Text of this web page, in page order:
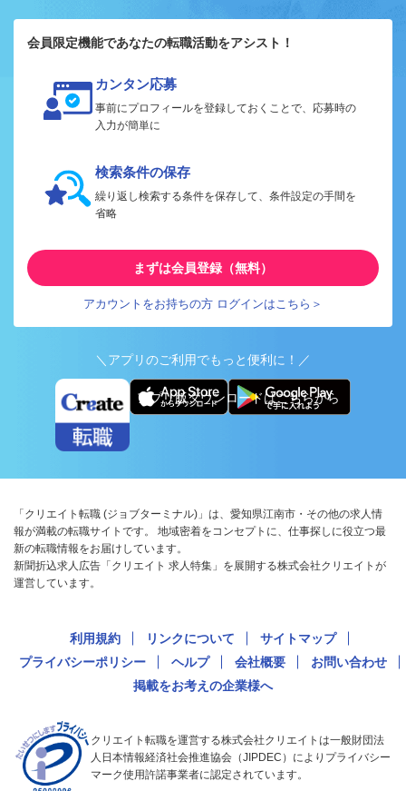
会員限定機能であなたの転職活動をアシスト！
カンタン応募
事前にプロフィールを登録しておくことで、応募時の
入力が簡単に
検索条件の保存
繰り返し検索する条件を保存して、条件設定の手間を
省略
まずは会員登録（無料）
アカウントをお持ちの方 ログインはこちら＞
＼アプリのご利用でもっと便利に！／
アプリ版ダウンロードはこちらから
「クリエイト転職 (ジョブターミナル)」は、愛知県江南市・その他の求人情
報が満載の転職サイトです。 地域密着をコンセプトに、仕事探しに役立つ最
新の転職情報をお届けしています。
新聞折込求人広告「クリエイト 求人特集」を展開する株式会社クリエイトが
運営しています。
利用規約 リンクについて
サイトマップ
プライバシーポリシー
ヘルプ 会社概要
お問い合わせ
掲載をお考えの企業様へ
クリエイト転職を運営する株式会社クリエイトは一般財団法
人日本情報経済社会推進協会（JIPDEC）によりプライバシー
マーク使用許諾事業者に認定されています。